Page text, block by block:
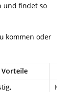
und findet so
kommen oder
Vorteile